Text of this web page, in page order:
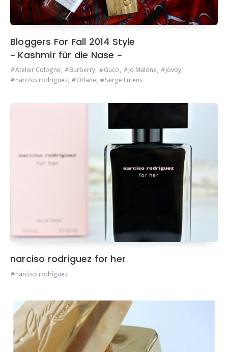
Bloggers For Fall 2014 Style
~ Kashmir für die Nase ~
Atelier Cologne, Burberry, Gucci, Jo Malone, Jovoy,
narciso rodriguez, Orlane, Serge Lutens
narciso rodriguez for her
narciso rodriguez